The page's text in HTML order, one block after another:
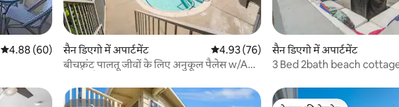
औसत रेटिंग 5 में से 4.88, 60 समीक्षाएँ
4.88 (60)
सैन डिएगो में अपार्टमेंट औसत रेटिंग 5 में से 4.93, 76 समीक्षाएँ
4.93 (76)
बीचफ़्रंट पालतू जीवों के लिए अनुकूल पैलेस w/AC |
सैन डिएगो में अपार्टमेंट
3 Bed 2bath beach